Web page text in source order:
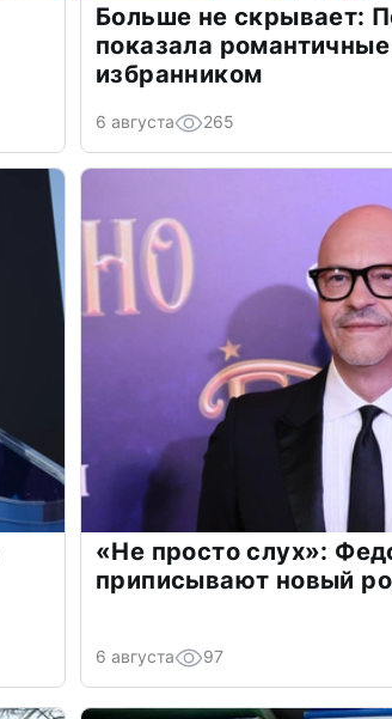
Больше не скрывает:
показала
избранником
6 августа 265
«Не просто слух»:
приписывают новый
6 августа 97